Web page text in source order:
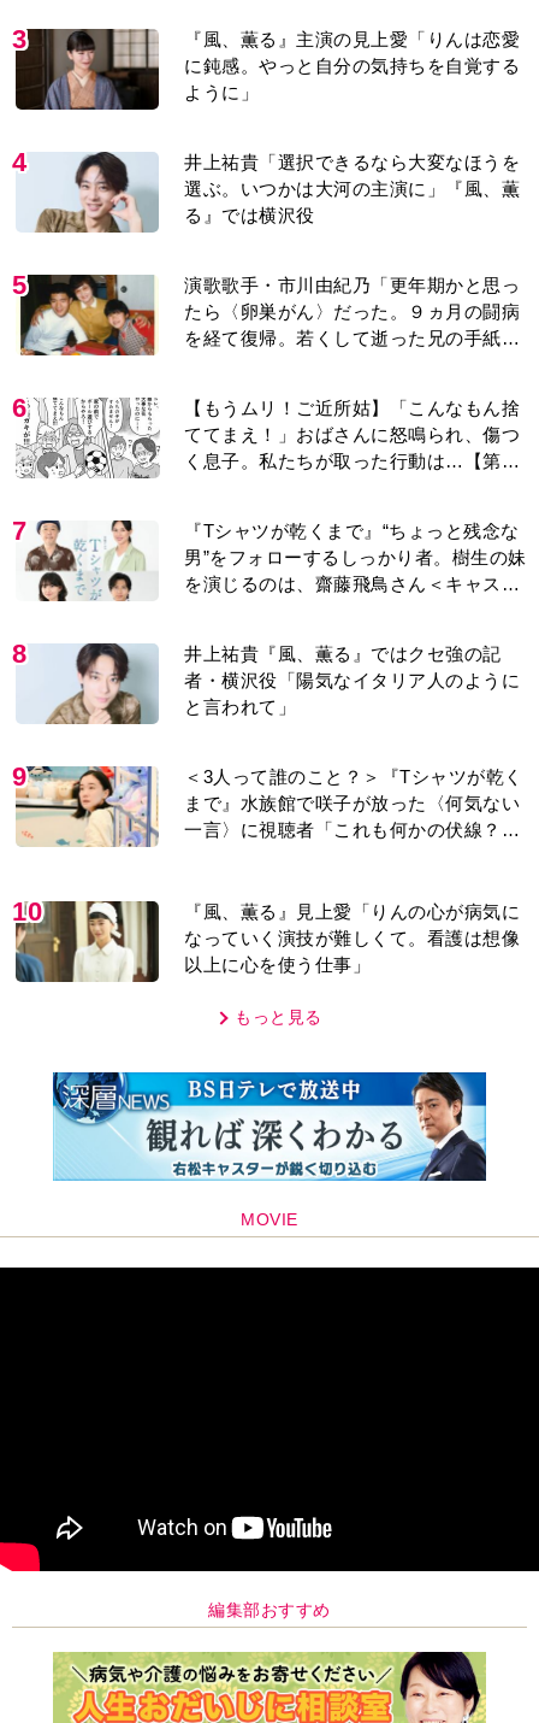
3
『風、薫る』主演の見上愛「りんは恋愛
に鈍感。やっと自分の気持ちを自覚する
ように」
4
井上祐貴「選択できるなら大変なほうを
選ぶ。いつかは大河の主演に」『風、薫
る』では横沢役
5
演歌歌手・市川由紀乃「更年期かと思っ
たら〈卵巣がん〉だった。９ヵ月の闘病
を経て復帰。若くして逝った兄の手紙を
6
【もうムリ！ご近所姑】「こんなもん捨
ててまえ！」おばさんに怒鳴られ、傷つ
く息子。私たちが取った行動は…【第3
7
『Tシャツが乾くまで』“ちょっと残念な
男”をフォローするしっかり者。樹生の妹
を演じるのは、齋藤飛鳥さん＜キャスト
8
井上祐貴『風、薫る』ではクセ強の記
者・横沢役「陽気なイタリア人のように
と言われて」
9
＜3人って誰のこと？＞『Tシャツが乾く
まで』水族館で咲子が放った〈何気ない
一言〉に視聴者「これも何かの伏線？」
10
『風、薫る』見上愛「りんの心が病気に
なっていく演技が難しくて。看護は想像
以上に心を使う仕事」
もっと見る
MOVIE
編集部おすすめ